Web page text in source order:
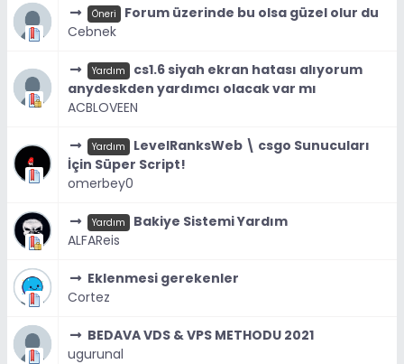
Öneri
Forum üzerinde bu olsa güzel olur du
Cebnek
Yardım
cs1.6 siyah ekran hatası alıyorum
anydeskden yardımcı olacak var mı
ACBLOVEEN
Yardım
LevelRanksWeb \ csgo Sunucuları
İçin Süper Script!
omerbey0
Yardım
Bakiye Sistemi Yardım
ALFAReis
Eklenmesi gerekenler
Cortez
BEDAVA VDS & VPS METHODU 2021
ugurunal